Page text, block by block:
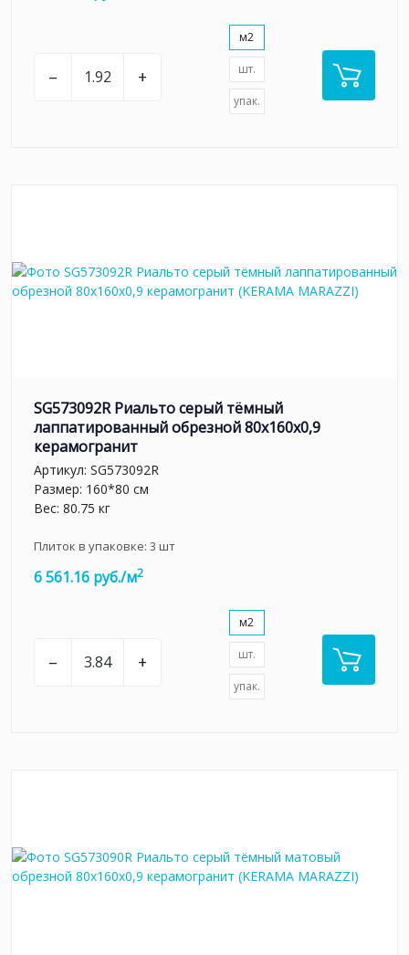
– +
м2
шт.
упак.
SG573092R Риальто серый тёмный
лаппатированный обрезной 80x160x0,9
керамогранит
Артикул: SG573092R
Размер: 160*80 см
Вес: 80.75 кг
Плиток в упаковке: 3 шт
6 561.16 руб./м2
– +
м2
шт.
упак.